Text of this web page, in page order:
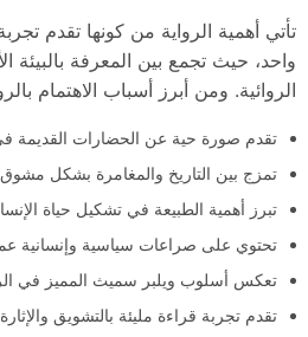
تأتي أهمية الرواية من كونها تقدم
واحد، حيث تجمع بين المعرفة بالبيئة
الروائية. ومن أبرز أسباب الاهتمام
تقدم صورة حية عن الحضارات القديمة
تمزج بين التاريخ والمغامرة بشكل
تبرز أهمية الطبيعة في تشكيل حياة
تحتوي على صراعات سياسية وإنسانية
تعكس أسلوب ويلبر سميث المميز في
تقدم تجربة قراءة مليئة بالتشويق